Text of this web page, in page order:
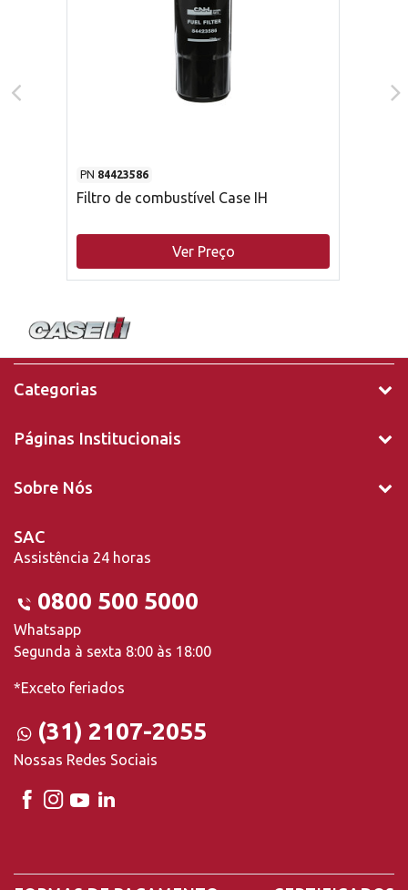
PN 84423586
Filtro de combustível Case IH
Ver Preço
Categorias
Páginas Institucionais
Sobre Nós
SAC
Assistência 24 horas
0800 500 5000
Whatsapp
Segunda à sexta 8:00 às 18:00
*Exceto feriados
(31) 2107-2055
Nossas Redes Sociais